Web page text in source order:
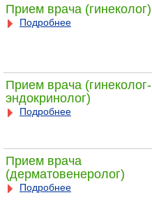
Прием врача (гинеколог)
Подробнее
Прием врача (гинеколог-
эндокринолог)
Подробнее
Прием врача
(дерматовенеролог)
Подробнее